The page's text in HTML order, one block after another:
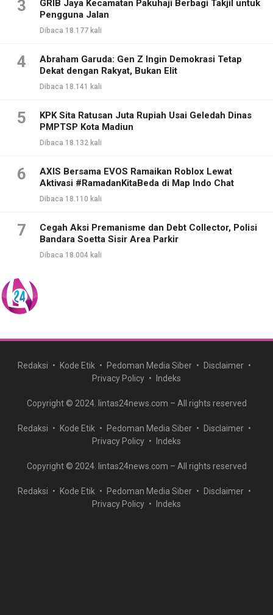
3
GRIB Jaya Kecamatan Pakuhaji Berbagi Takjil untuk
Pengguna Jalan
Dibaca 18.177 kali
4
Abraham Garuda: Gen Z Ingin Demokrasi Tetap
Dekat dengan Rakyat, Bukan Elit
Dibaca 18.141 kali
5
KPK Sita Ratusan Juta Rupiah Usai Geledah Dinas
PMPTSP Kota Madiun
Dibaca 18.132 kali
6
AXIS Bersama EVOS Ramaikan Roblox Lewat
Aktivasi #RamadanKitaBeda di Map Indo Chat
Dibaca 18.110 kali
7
Cegah Aksi Premanisme dan Debt Collector, Polisi
Bandara Soetta Sisir Area Parkir
Dibaca 18.004 kali
Redaksi Kode Etik Pedoman Media Siber
Disclaimer
Privacy Policy
Indeks
Copyright © 2024. lintas24news.com – All rights reserved
Redaksi Kode Etik Pedoman Media Siber
Disclaimer
Privacy Policy
Indeks
Copyright © 2024. lintas24news.com – All rights reserved
Redaksi Kode Etik Pedoman Media Siber
Disclaimer
Privacy Policy
Indeks